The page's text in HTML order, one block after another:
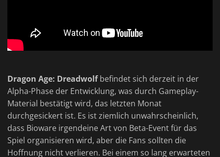
Dragon Age: Dreadwolfbefindet sich derzeit in der
Alpha-Phase der Entwicklung, was durch Gameplay-
Material bestätigt wird, das letzten Monat
durchgesickert ist. Es ist ziemlich unwahrscheinlich,
dass Bioware irgendeine Art von Beta-Event für das
Spiel organisieren wird, aber die Fans sollten die
Hoffnung nicht verlieren. Bei einem so lang erwarteten